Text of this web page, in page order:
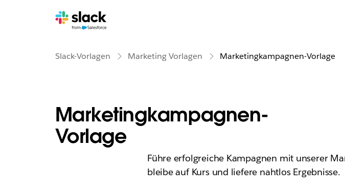
Slack-Vorlagen Marketing Vorlagen Marketingkampagnen-Vorlage
Marketingkampagnen-
Vorlage
Führe erfolgreiche Kampagnen mit unserer
bleibe auf Kurs und liefere nahtlos Ergebnisse.